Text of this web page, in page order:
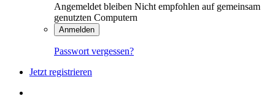
Angemeldet bleiben Nicht empfohlen auf gemeinsam
genutzten Computern
Anmelden
Passwort vergessen?
Jetzt registrieren